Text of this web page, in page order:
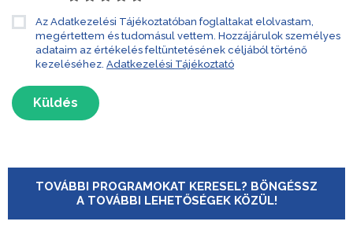
Az Adatkezelési Tájékoztatóban foglaltakat elolvastam,
megértettem és tudomásul vettem. Hozzájárulok személyes
adataim az értékelés feltüntetésének céljából történő
kezeléséhez. Adatkezelési Tájékoztató
Küldés
TOVÁBBI PROGRAMOKAT KERESEL? BÖNGÉSSZ
A TOVÁBBI LEHETŐSÉGEK KÖZÜL!